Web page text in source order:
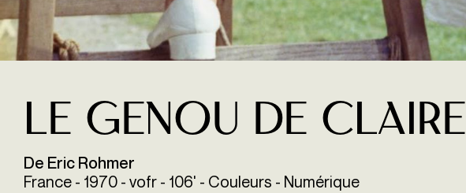
Le Genou de Claire
De Eric Rohmer
France - 1970 - vofr - 106' - Couleurs - Numérique